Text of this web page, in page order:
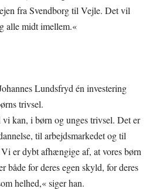
fra Svendborg til Vejle. Det vil
alle midt imellem.«
Lundsfryd én investering
trivsel.
kan, i børn og unges trivsel. Det er
til arbejdsmarkedet og til
er dybt afhængige af, at vores børn
både for deres egen skyld, for deres
helhed,« siger han.